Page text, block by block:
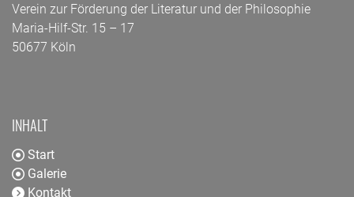
Verein zur Förderung der Literatur und der Philosophie
Maria-Hilf-Str. 15 – 17
50677 Köln
INHALT
Start
Galerie
Kontakt